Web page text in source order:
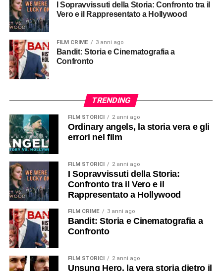
Vero e il Rappresentato a Hollywood
FILM CRIME 3 anni ago
Bandit: Storia e Cinematografia a
Confronto
TRENDING
FILM STORICI 2 anni ago
Ordinary angels, la storia vera e gli
errori nel film
FILM STORICI 2 anni ago
I Sopravvissuti della Storia:
Confronto tra il Vero e il
Rappresentato a Hollywood
FILM CRIME 3 anni ago
Bandit: Storia e Cinematografia a
Confronto
FILM STORICI 2 anni ago
Unsung Hero, la vera storia dietro il